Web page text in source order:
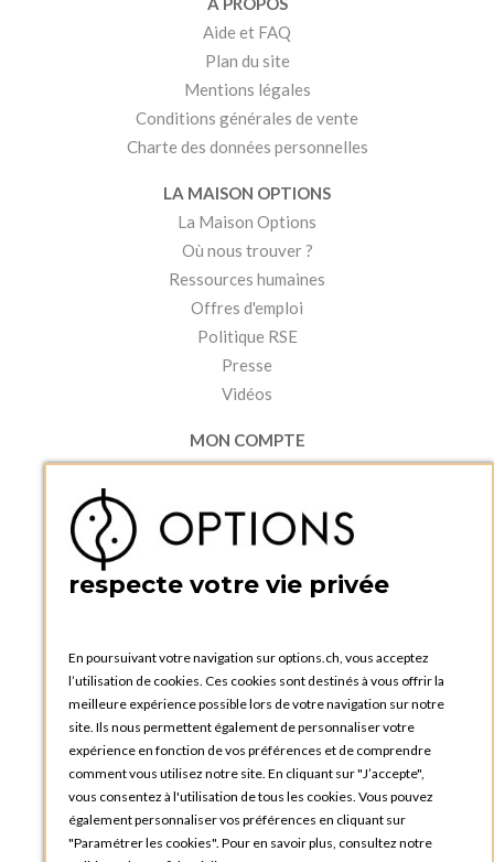
Aide et FAQ
Plan du site
Mentions légales
Conditions générales de vente
Charte des données personnelles
LA MAISON OPTIONS
La Maison Options
Où nous trouver ?
Ressources humaines
Offres d'emploi
Politique RSE
Presse
Vidéos
MON COMPTE
Accéder à mon compte
Créer un compte
PRATIQUE
Catalogues et bons de commande
Tutoriels
OPTIONS GENÈVE
81, Route du Bois-des-Frères
1219 Le Lignon
respecte votre vie privée
En poursuivant votre navigation sur options.ch, vous acceptez
l’utilisation de cookies. Ces cookies sont destinés à vous offrir la
meilleure expérience possible lors de votre navigation sur notre
site. Ils nous permettent également de personnaliser votre
expérience en fonction de vos préférences et de comprendre
comment vous utilisez notre site. En cliquant sur "J’accepte",
vous consentez à l'utilisation de tous les cookies. Vous pouvez
également personnaliser vos préférences en cliquant sur
"Paramétrer les cookies". Pour en savoir plus, consultez notre